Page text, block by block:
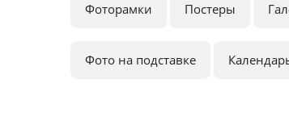
Фоторамки Постеры
Фото на подставке